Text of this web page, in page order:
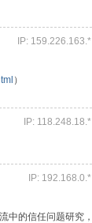
IP: 159.226.163.*
）
IP: 118.248.18.*
IP: 192.168.0.*
中的信任问题研究，